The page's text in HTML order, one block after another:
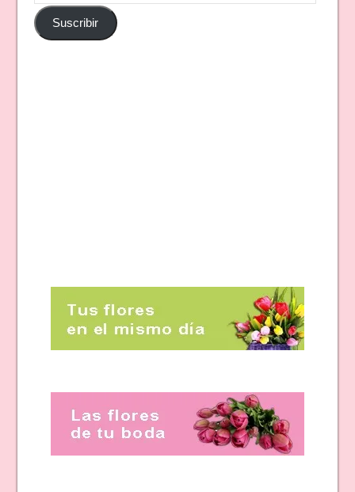
de
correoSuscribir